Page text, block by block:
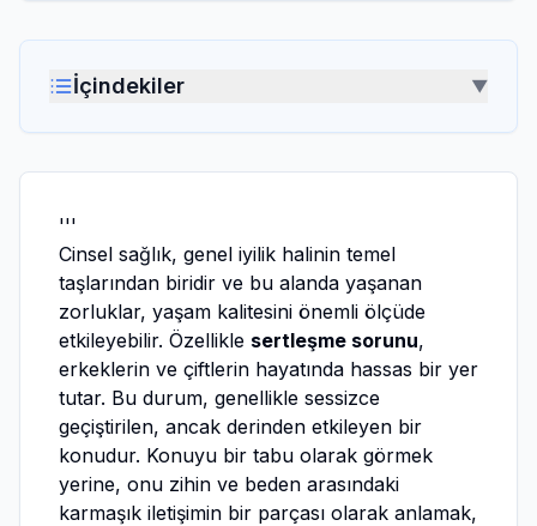
İçindekiler ▼
'''
Cinsel sağlık, genel iyilik halinin temel
taşlarından biridir ve bu alanda yaşanan
zorluklar, yaşam kalitesini önemli ölçüde
etkileyebilir. Özellikle sertleşme sorunu,
erkeklerin ve çiftlerin hayatında hassas bir yer
tutar. Bu durum, genellikle sessizce
geçiştirilen, ancak derinden etkileyen bir
konudur. Konuyu bir tabu olarak görmek
yerine, onu zihin ve beden arasındaki
karmaşık iletişimin bir parçası olarak anlamak,